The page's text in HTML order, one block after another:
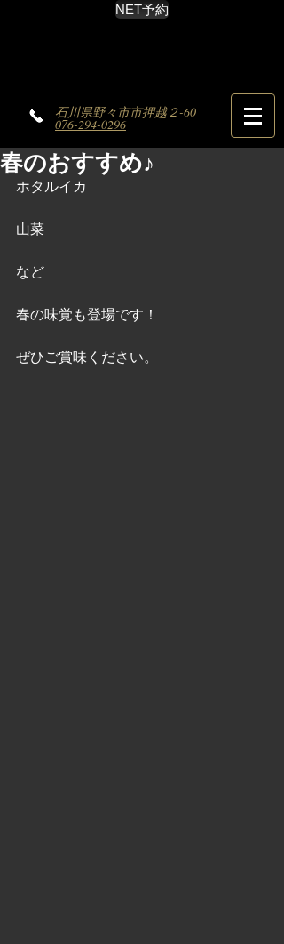
NET予約
石川県野々市市押越２-60
076-294-0296
春のおすすめ♪
ホタルイカ
山菜
など
春の味覚も登場です！
ぜひご賞味ください。